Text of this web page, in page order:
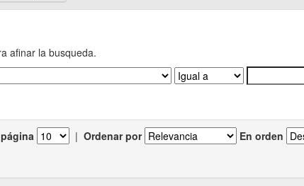
afinar la busqueda.
| Ordenar por En orden